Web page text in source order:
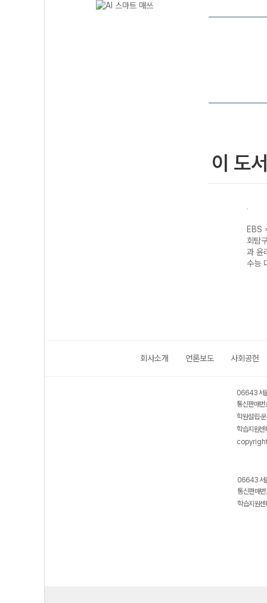
이 도
EBS
회탐
과 윤
수능
회사소개 언론보도 사회공헌
06643 서
통신판매
학원설립·
학습지원
06643 서
통신판매
학습지원